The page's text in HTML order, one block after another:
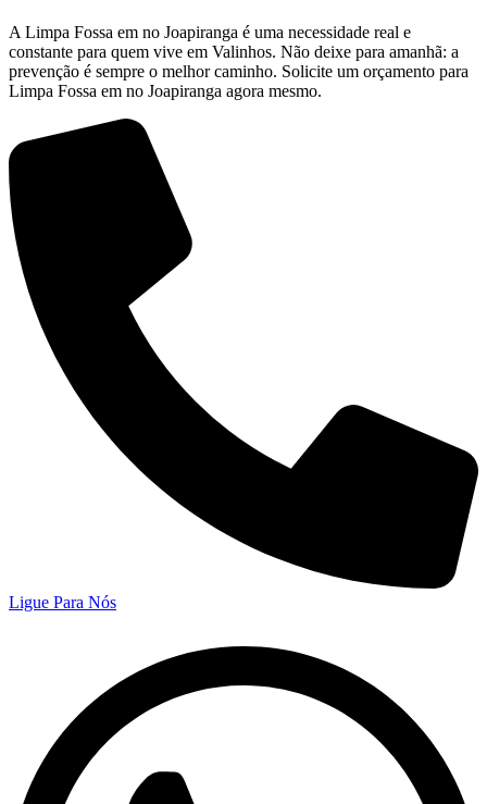
A Limpa Fossa em no Joapiranga é uma necessidade real e
constante para quem vive em Valinhos. Não deixe para amanhã: a
prevenção é sempre o melhor caminho. Solicite um orçamento para
Limpa Fossa em no Joapiranga agora mesmo.
Ligue Para Nós